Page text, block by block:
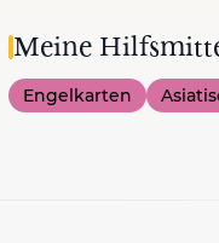
Meine
Engelkarten